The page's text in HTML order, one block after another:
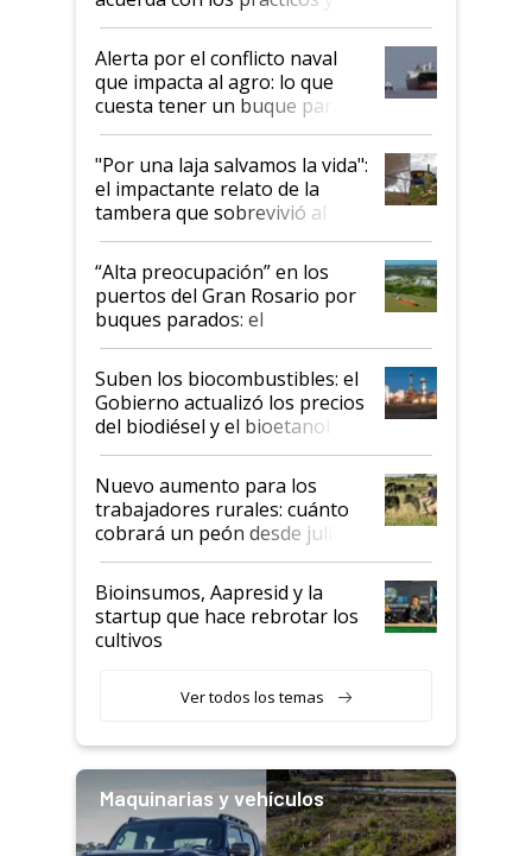
suspende el decreto de
desregulación
Alerta por el conflicto naval
que impacta al agro: lo que
cuesta tener un buque parado
y el peligro de que Argentina
pase a ser "país sucio"
"Por una laja salvamos la vida":
el impactante relato de la
tambera que sobrevivió al
tornado
“Alta preocupación” en los
puertos del Gran Rosario por
buques parados: el
funcionamiento de las
exportadoras en tensión tras
la medida de fuerza de los
prácticos
Suben los biocombustibles: el
Gobierno actualizó los precios
del biodiésel y el bioetanol
Nuevo aumento para los
trabajadores rurales: cuánto
cobrará un peón desde julio
Bioinsumos, Aapresid y la
startup que hace rebrotar los
cultivos
Ver todos los temas
Maquinarias y vehículos